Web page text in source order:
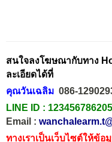
สนใจลงโฆษณากับทาง
ละเอียดได้ที่
คุณวันเฉลิม 086-
LINE ID : 123456786205
Email :
ทางเราเป็นเว็บไซต์ให้ข้อ